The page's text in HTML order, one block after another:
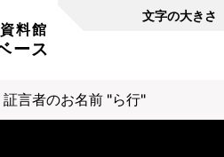
料館
ース
文字の大きさ
証言者のお名前 "ら行"